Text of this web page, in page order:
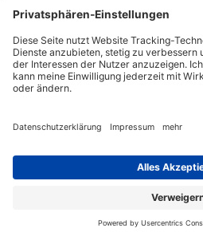
ALLGEMEIN
Kontakt
AGBs
Entwickelt durchJobiqo